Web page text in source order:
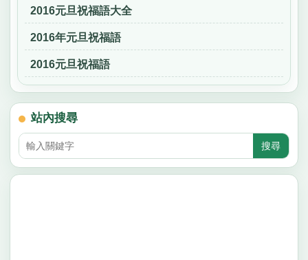
2016元旦祝福語大全
2016年元旦祝福語
2016元旦祝福語
站內搜尋